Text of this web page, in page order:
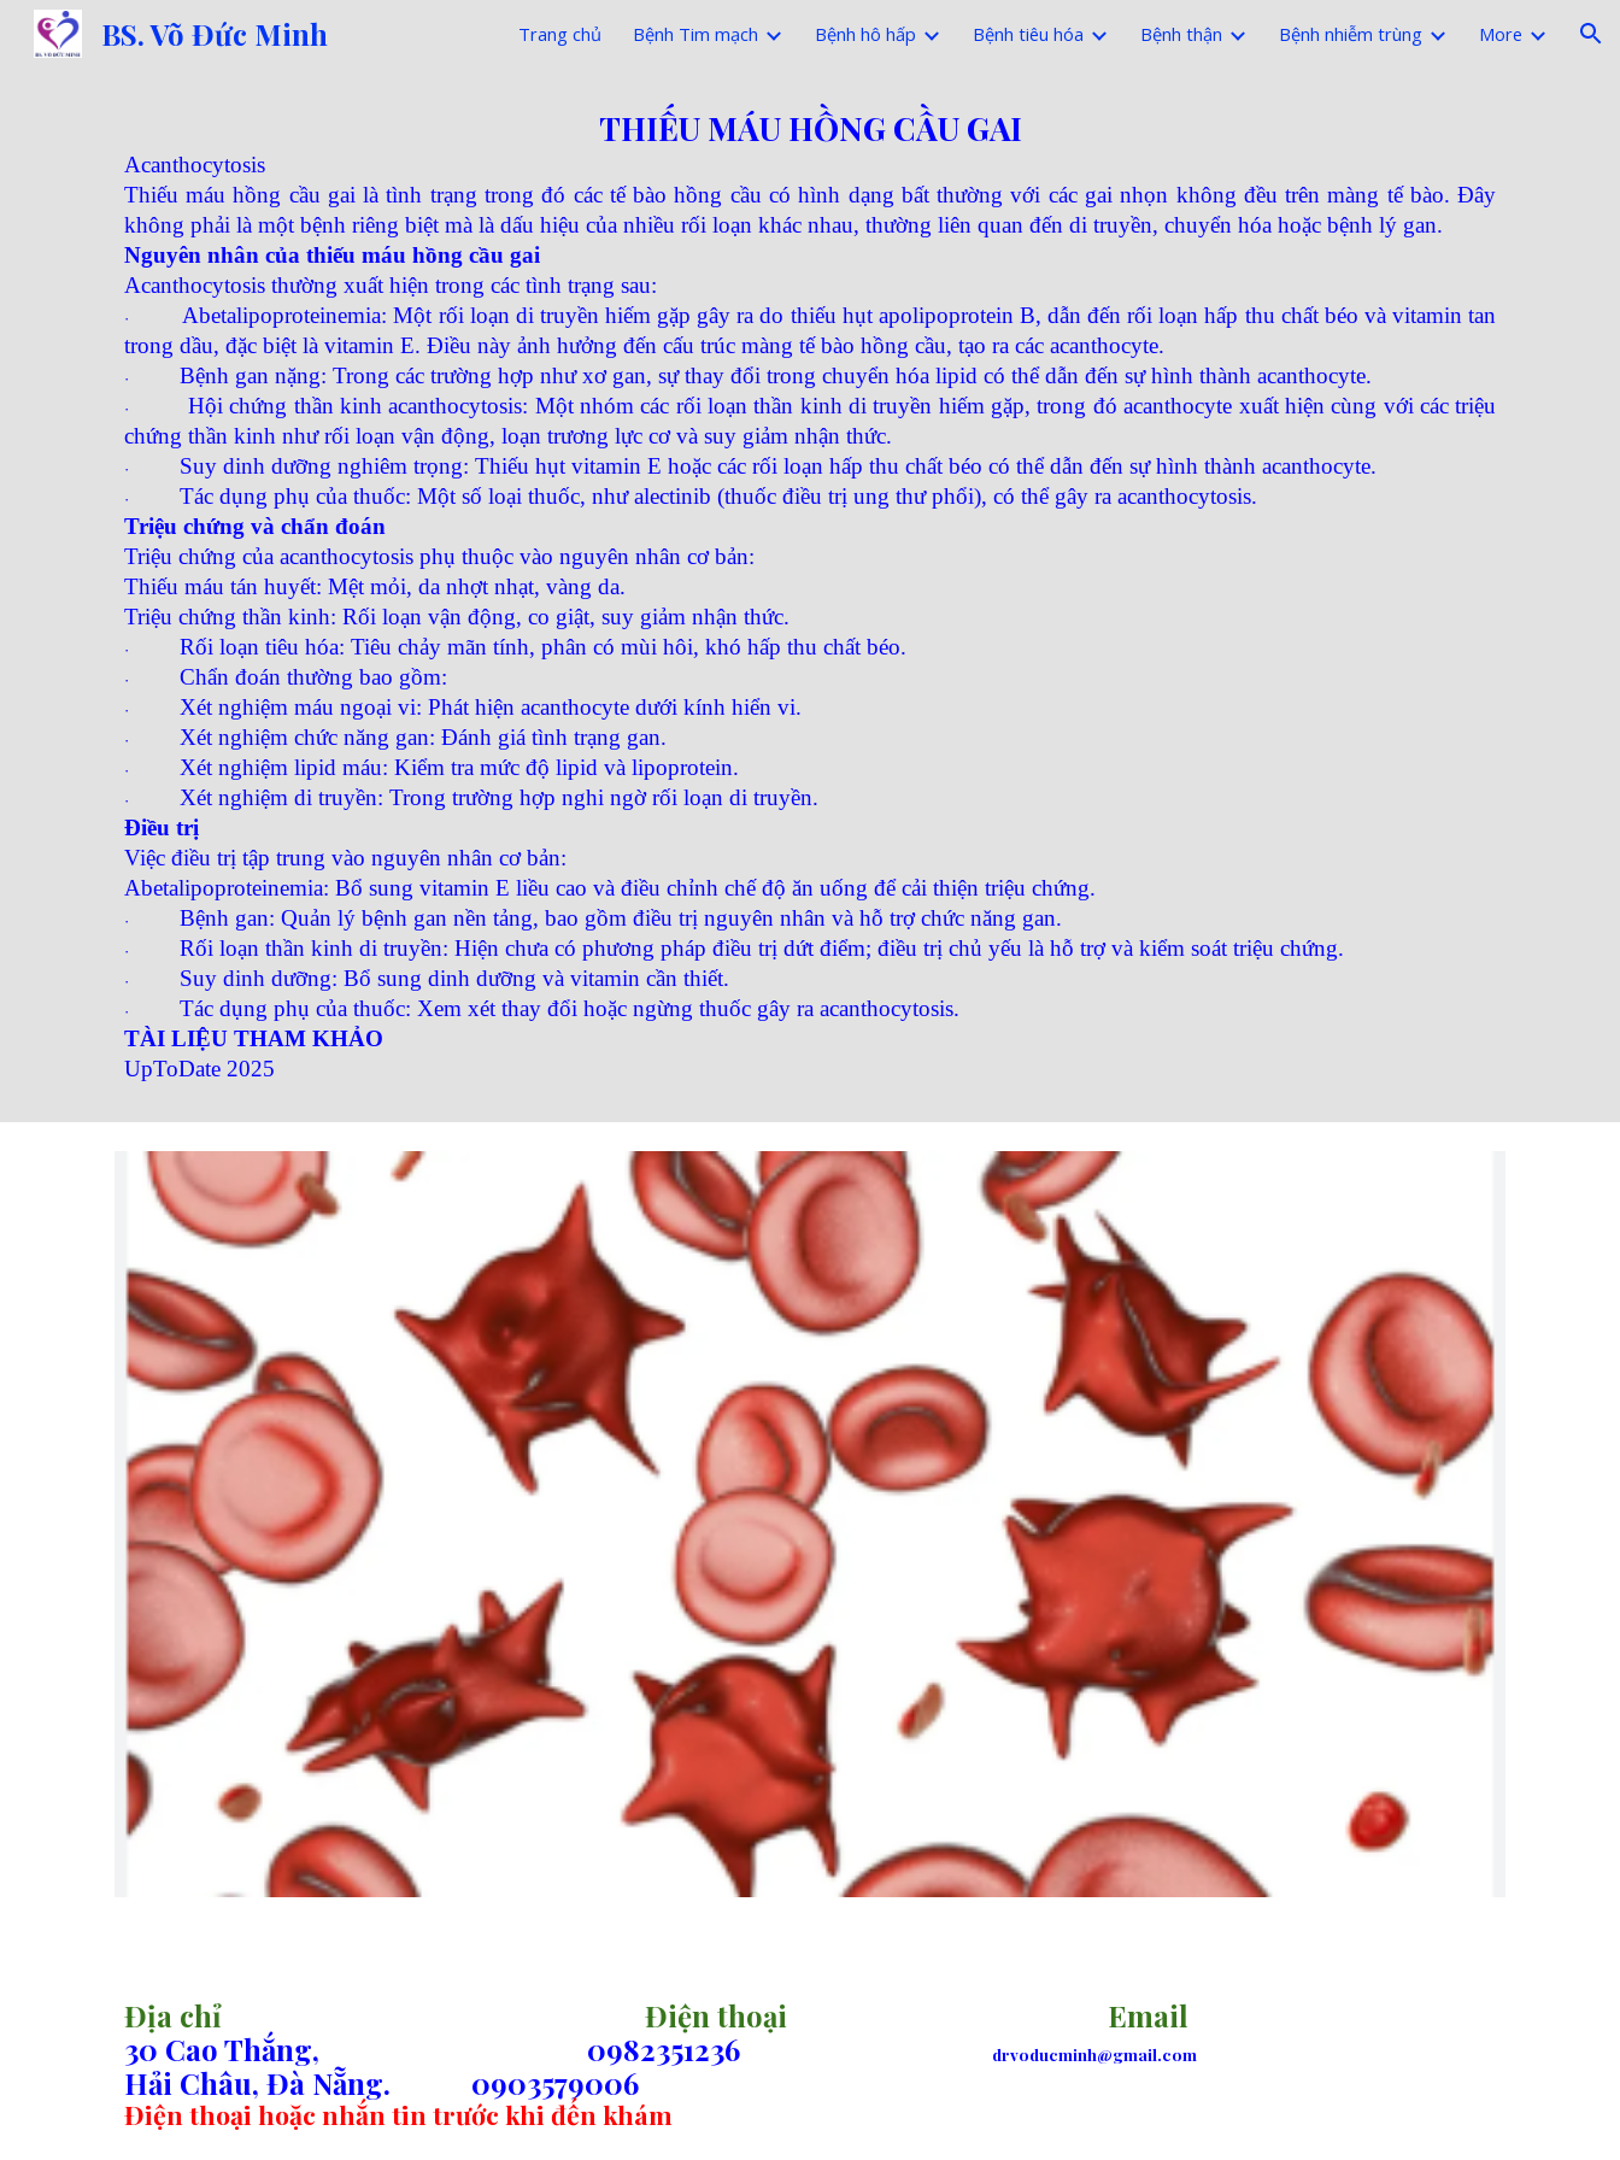
Skip to main content Skip to navigation
BS. Võ Đức Minh Trang chủ Bệnh Tim mạch Bệnh hô hấp Bệnh tiêu hóa Bệnh thận Bệnh nhiễm trùng More
THIẾU MÁU HỒNG CẦU GAI
Acanthocytosis
Thiếu máu hồng cầu gai là tình trạng trong đó các tế bào hồng cầu có hình dạng bất thường với các gai nhọn không đều trên màng tế bào. Đây
không phải là một bệnh riêng biệt mà là dấu hiệu của nhiều rối loạn khác nhau, thường liên quan đến di truyền, chuyển hóa hoặc bệnh lý gan.​
Nguyên nhân của thiếu máu hồng cầu gai
Acanthocytosis thường xuất hiện trong các tình trạng sau:
·
Abetalipoproteinemia: Một rối loạn di truyền hiếm gặp gây ra do thiếu hụt apolipoprotein B, dẫn đến rối loạn hấp thu chất béo và vitamin tan
trong dầu, đặc biệt là vitamin E. Điều này ảnh hưởng đến cấu trúc màng tế bào hồng cầu, tạo ra các acanthocyte.
· Bệnh gan nặng: Trong các trường hợp như xơ gan, sự thay đổi trong chuyển hóa lipid có thể dẫn đến sự hình thành acanthocyte. ​
·
Hội chứng thần kinh acanthocytosis: Một nhóm các rối loạn thần kinh di truyền hiếm gặp, trong đó acanthocyte xuất hiện cùng với các triệu
chứng thần kinh như rối loạn vận động, loạn trương lực cơ và suy giảm nhận thức. ​
· Suy dinh dưỡng nghiêm trọng: Thiếu hụt vitamin E hoặc các rối loạn hấp thu chất béo có thể dẫn đến sự hình thành acanthocyte.
·
Tác dụng phụ của thuốc: Một số loại thuốc, như alectinib (thuốc điều trị ung thư phổi), có thể gây ra acanthocytosis.
Triệu chứng và chẩn đoán
Triệu chứng của acanthocytosis phụ thuộc vào nguyên nhân cơ bản:
Thiếu máu tán huyết: Mệt mỏi, da nhợt nhạt, vàng da.​
Triệu chứng thần kinh: Rối loạn vận động, co giật, suy giảm nhận thức.​
· Rối loạn tiêu hóa: Tiêu chảy mãn tính, phân có mùi hôi, khó hấp thu chất béo.
· Chẩn đoán thường bao gồm:​
· Xét nghiệm máu ngoại vi: Phát hiện acanthocyte dưới kính hiển vi.​
· Xét nghiệm chức năng gan: Đánh giá tình trạng gan.​
· Xét nghiệm lipid máu: Kiểm tra mức độ lipid và lipoprotein.​
·
Xét nghiệm di truyền: Trong trường hợp nghi ngờ rối loạn di truyền.​
Điều trị
Việc điều trị tập trung vào nguyên nhân cơ bản:​
Abetalipoproteinemia: Bổ sung vitamin E liều cao và điều chỉnh chế độ ăn uống để cải thiện triệu chứng.​
· Bệnh gan: Quản lý bệnh gan nền tảng, bao gồm điều trị nguyên nhân và hỗ trợ chức năng gan.​
· Rối loạn thần kinh di truyền: Hiện chưa có phương pháp điều trị dứt điểm; điều trị chủ yếu là hỗ trợ và kiểm soát triệu chứng.​
· Suy dinh dưỡng: Bổ sung dinh dưỡng và vitamin cần thiết.​
·
Tác dụng phụ của thuốc: Xem xét thay đổi hoặc ngừng thuốc gây ra acanthocytosis.
TÀI LIỆU THAM KHẢO
UpToDate 2025
Địa chỉ
Điện thoại
Email
30 Cao Thắng,
0982351236 drvoducminh@gmail.com
Hải Châu, Đà Nẵng. 0903579006
Điện thoại hoặc nhắn tin trước khi đến khám